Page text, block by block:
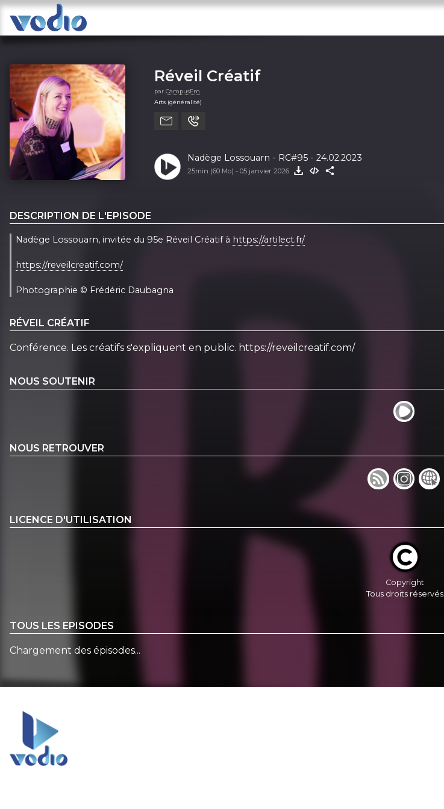
Réveil Créatif
par CampusFm
Arts (généralité)
Nadège Lossouarn - RC#95 - 24.02.2023
25min (60 Mo) - 05 janvier 2026
DESCRIPTION DE L'EPISODE
Nadège Lossouarn, invitée du 95e Réveil Créatif à https://artilect.fr/
https://reveilcreatif.com/
Photographie © Frédéric Daubagna
RÉVEIL CRÉATIF
Conférence. Les créatifs s'expliquent en public. https://reveilcreatif.com/
NOUS SOUTENIR
NOUS RETROUVER
LICENCE D'UTILISATION
Copyright
Tous droits réservés
TOUS LES EPISODES
Chargement des épisodes...